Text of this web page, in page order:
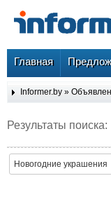
Главная
Informer.by »
Результаты поиска:
Новогодние украшения